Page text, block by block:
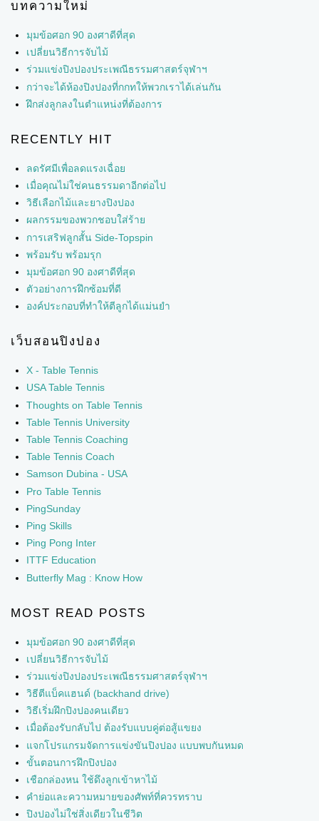
บทความใหม่
มุมข้อศอก 90 องศาดีที่สุด
เปลี่ยนวิธีการจับไม้
ร่วมแข่งปิงปองประเพณีธรรมศาสตร์จุฬาฯ
กว่าจะได้ห้องปิงปองที่กกทให้พวกเราได้เล่นกัน
ฝึกส่งลูกลงในตำแหน่งที่ต้องการ
RECENTLY HIT
ลดรัศมีเพื่อลดแรงเฉื่อย
เมื่อคุณไม่ใช่คนธรรมดาอีกต่อไป
วิธีเลือกไม้และยางปิงปอง
ผลกรรมของพวกชอบใส่ร้าย
การเสริฟลูกสั้น Side-Topspin
พร้อมรับ พร้อมรุก
มุมข้อศอก 90 องศาดีที่สุด
ตัวอย่างการฝึกซ้อมที่ดี
องค์ประกอบที่ทำให้ตีลูกได้แม่นยำ
เว็บสอนปิงปอง
X - Table Tennis
USA Table Tennis
Thoughts on Table Tennis
Table Tennis University
Table Tennis Coaching
Table Tennis Coach
Samson Dubina - USA
Pro Table Tennis
PingSunday
Ping Skills
Ping Pong Inter
ITTF Education
Butterfly Mag : Know How
MOST READ POSTS
มุมข้อศอก 90 องศาดีที่สุด
เปลี่ยนวิธีการจับไม้
ร่วมแข่งปิงปองประเพณีธรรมศาสตร์จุฬาฯ
วิธีตีแบ็คแฮนด์ (backhand drive)
วิธีเริ่มฝึกปิงปองคนเดียว
เมื่อต้องรับกลับไป ต้องรับแบบคู่ต่อสู้แขยง
แจกโปรแกรมจัดการแข่งขันปิงปอง แบบพบกันหมด
ขั้นตอนการฝึกปิงปอง
เชือกล่องหน ใช้ดึงลูกเข้าหาไม้
คำย่อและความหมายของศัพท์ที่ควรทราบ
ปิงปองไม่ใช่สิ่งเดียวในชีวิต